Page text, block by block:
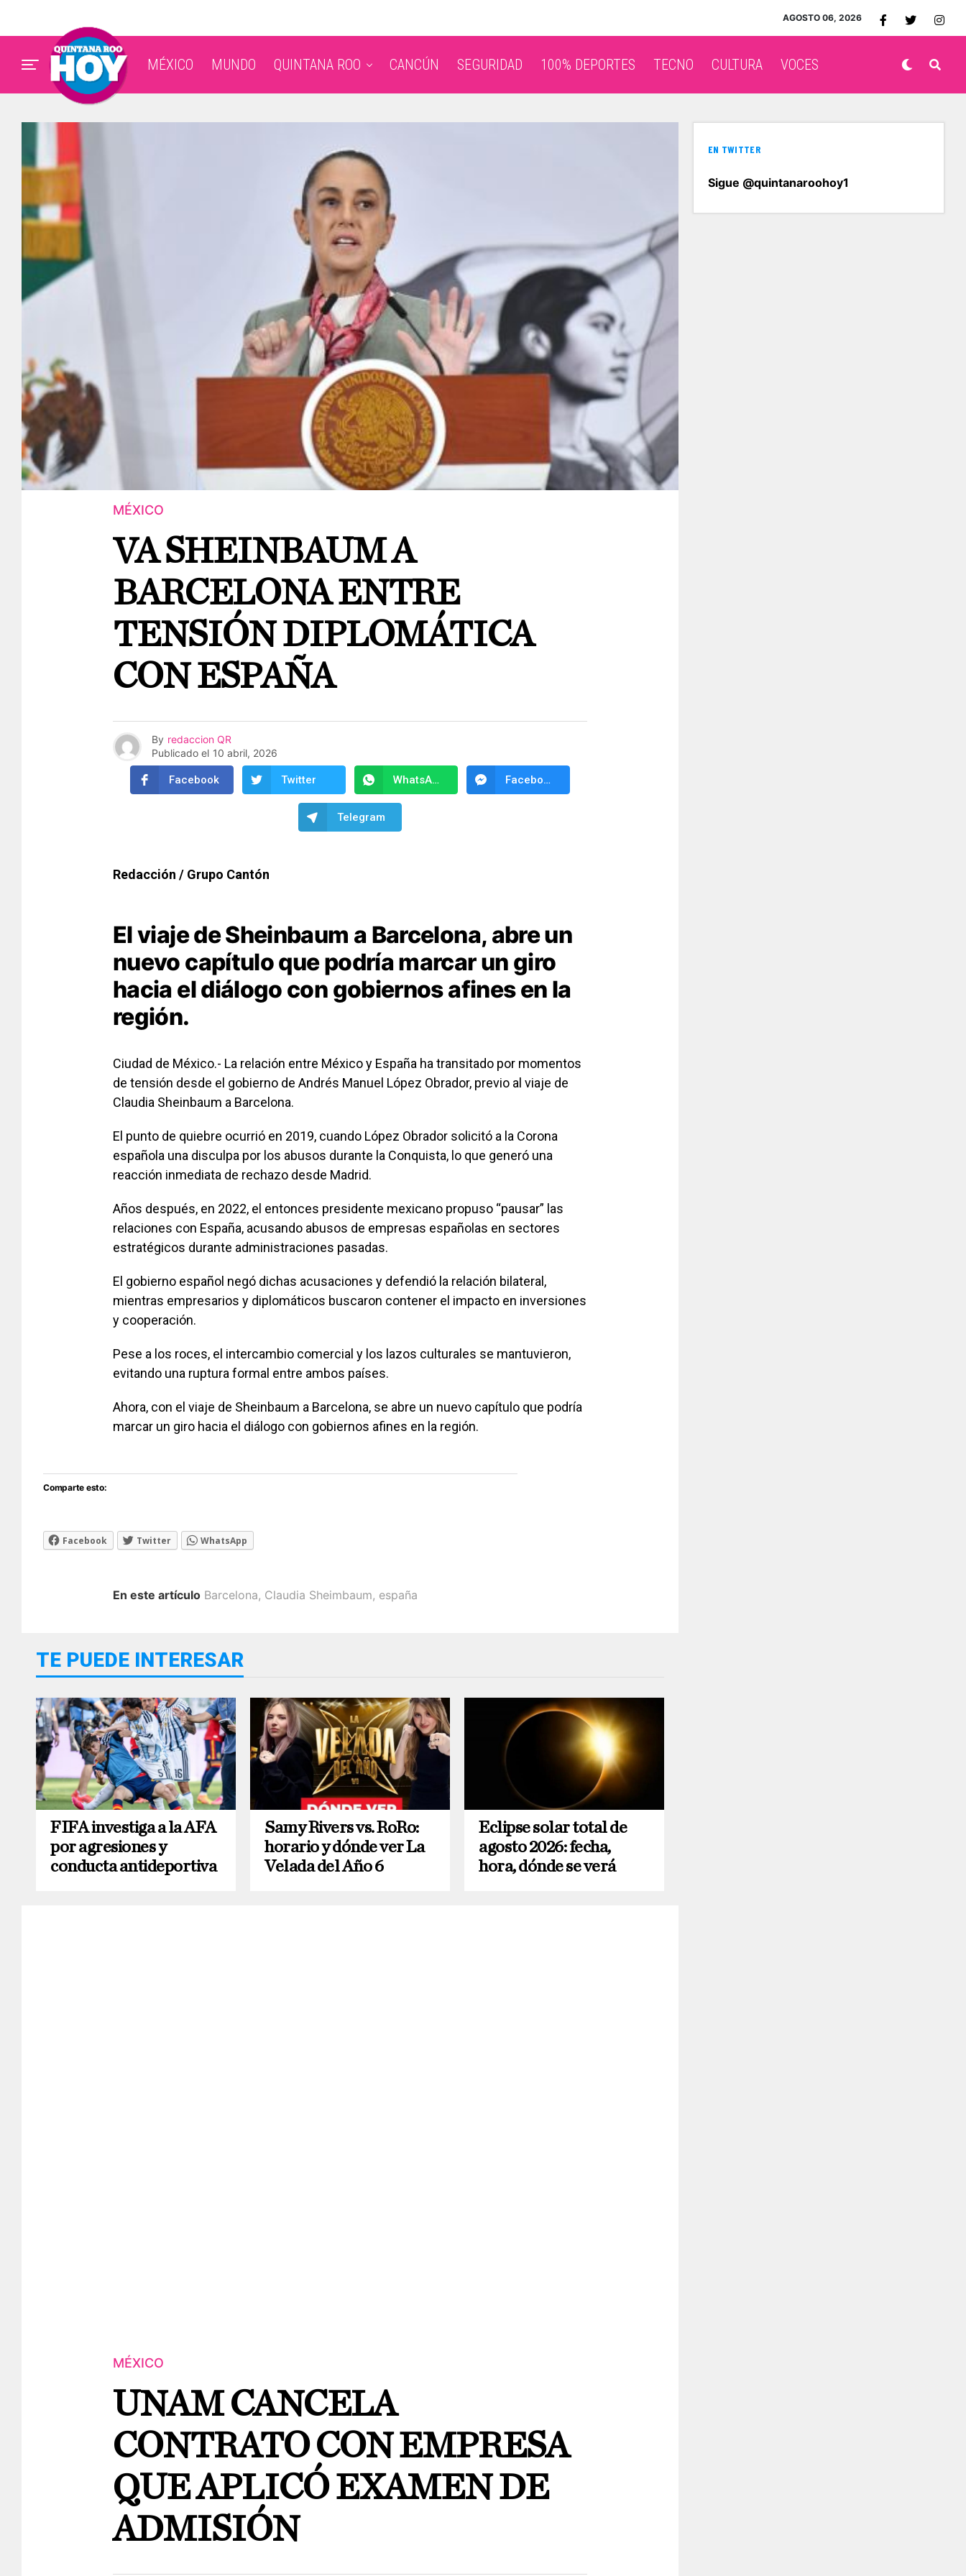
AGOSTO 06, 2026
MÉXICO MUNDO QUINTANA ROO CANCÚN SEGURIDAD 100% DEPORTES TECNO CULTURA VOCES
MÉXICO
VA SHEINBAUM A
BARCELONA ENTRE
TENSIÓN DIPLOMÁTICA
CON ESPAÑA
By redaccion QR
Publicado el 10 abril, 2026
Facebook Twitter WhatsApp Facebook Messenger
Telegram
Redacción / Grupo Cantón
El viaje de Sheinbaum a Barcelona, abre un
nuevo capítulo que podría marcar un giro
hacia el diálogo con gobiernos afines en la
región.
Ciudad de México.- La relación entre México y España ha transitado por momentos
de tensión desde el gobierno de Andrés Manuel López Obrador, previo al viaje de
Claudia Sheinbaum a Barcelona.
El punto de quiebre ocurrió en 2019, cuando López Obrador solicitó a la Corona
española una disculpa por los abusos durante la Conquista, lo que generó una
reacción inmediata de rechazo desde Madrid.
Años después, en 2022, el entonces presidente mexicano propuso “pausar” las
relaciones con España, acusando abusos de empresas españolas en sectores
estratégicos durante administraciones pasadas.
El gobierno español negó dichas acusaciones y defendió la relación bilateral,
mientras empresarios y diplomáticos buscaron contener el impacto en inversiones
y cooperación.
Pese a los roces, el intercambio comercial y los lazos culturales se mantuvieron,
evitando una ruptura formal entre ambos países.
Ahora, con el viaje de Sheinbaum a Barcelona, se abre un nuevo capítulo que podría
marcar un giro hacia el diálogo con gobiernos afines en la región.
Comparte esto:
Facebook Twitter WhatsApp
En este artículo Barcelona, Claudia Sheimbaum, españa
TE PUEDE INTERESAR
FIFA investiga a la AFA
por agresiones y
conducta antideportiva
Samy Rivers vs. RoRo:
horario y dónde ver La
Velada del Año 6
Eclipse solar total de
agosto 2026: fecha,
hora, dónde se verá
MÉXICO
UNAM CANCELA
CONTRATO CON EMPRESA
QUE APLICÓ EXAMEN DE
ADMISIÓN
EN TWITTER
Sigue @quintanaroohoy1